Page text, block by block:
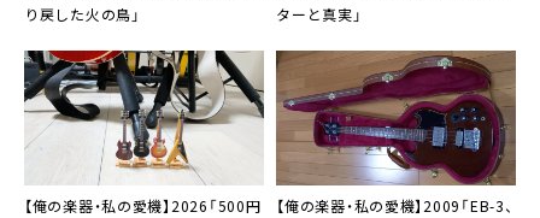
り戻した火の鳥」
ターと真実」
【俺の楽器・私の愛機】2026「500円
【俺の楽器・私の愛機】2009「EB-3、